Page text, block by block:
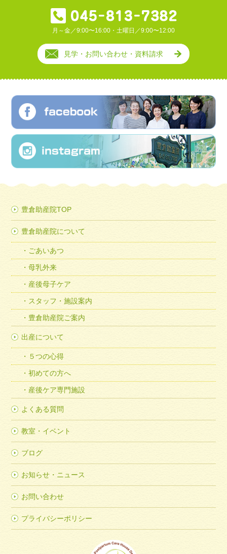
月～金／9:00〜16:00・土曜日／9:00〜12:00
見学・お問い合わせ・資料請求
豊倉助産院TOP
豊倉助産院について
ごあいあつ
母乳外来
産後母子ケア
スタッフ・施設案内
豊倉助産院ご案内
出産について
５つの心得
初めての方へ
産後ケア専門施設
よくある質問
教室・イベント
ブログ
お知らせ・ニュース
お問い合わせ
プライバシーポリシー